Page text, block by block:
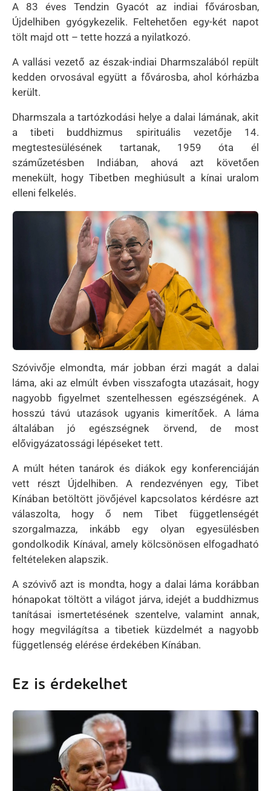
A 83 éves Tendzin Gyacót az indiai fővárosban,
Újdelhiben gyógykezelik. Feltehetően egy-két napot
tölt majd ott – tette hozzá a nyilatkozó.
A vallási vezető az észak-indiai Dharmszalából repült
kedden orvosával együtt a fővárosba, ahol kórházba
került.
Dharmszala a tartózkodási helye a dalai lámának, akit
a tibeti buddhizmus spirituális vezetője 14.
megtestesülésének tartanak, 1959 óta él
száműzetésben Indiában, ahová azt követően
menekült, hogy Tibetben meghiúsult a kínai uralom
elleni felkelés.
Kép
Szóvivője elmondta, már jobban érzi magát a dalai
láma, aki az elmúlt évben visszafogta utazásait, hogy
nagyobb figyelmet szentelhessen egészségének. A
hosszú távú utazások ugyanis kimerítőek. A láma
általában jó egészségnek örvend, de most
elővigyázatossági lépéseket tett.
A múlt héten tanárok és diákok egy konferenciáján
vett részt Újdelhiben. A rendezvényen egy, Tibet
Kínában betöltött jövőjével kapcsolatos kérdésre azt
válaszolta, hogy ő nem Tibet függetlenségét
szorgalmazza, inkább egy olyan egyesülésben
gondolkodik Kínával, amely kölcsönösen elfogadható
feltételeken alapszik.
A szóvivő azt is mondta, hogy a dalai láma korábban
hónapokat töltött a világot járva, idejét a buddhizmus
tanításai ismertetésének szentelve, valamint annak,
hogy megvilágítsa a tibetiek küzdelmét a nagyobb
függetlenség elérése érdekében Kínában.
Ez is érdekelhet